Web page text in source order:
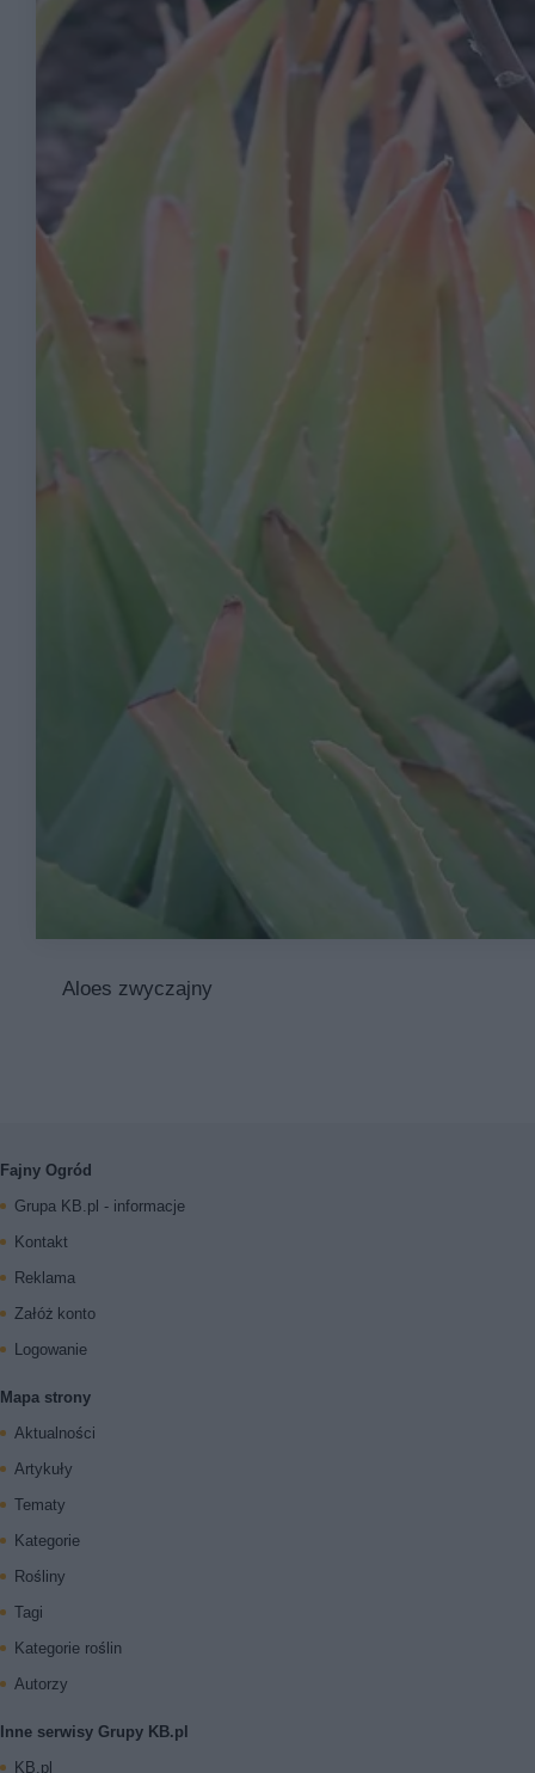
Aloes zwyczajny
Fajny Ogród
Grupa KB.pl - informacje
Kontakt
Reklama
Załóż konto
Logowanie
Mapa strony
Aktualności
Artykuły
Tematy
Kategorie
Rośliny
Tagi
Kategorie roślin
Autorzy
Inne serwisy Grupy KB.pl
KB.pl